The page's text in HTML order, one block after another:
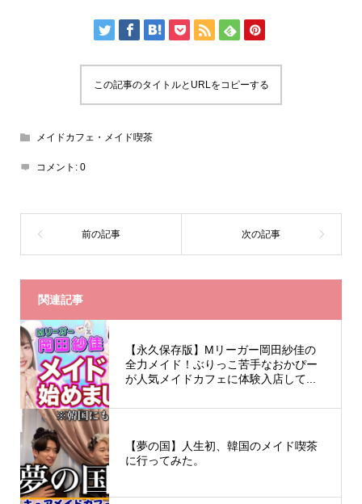
この記事のタイトルとURLをコピーする
メイドカフェ・メイド喫茶
コメント: 0
関連記事
【永久保存版】Mリーガー岡田紗佳の
全力メイド！ぶりっこ苦手なおかぴー
が人気メイドカフェに体験入店して...
【夢の国】人生初、韓国のメイド喫茶
に行ってみた。